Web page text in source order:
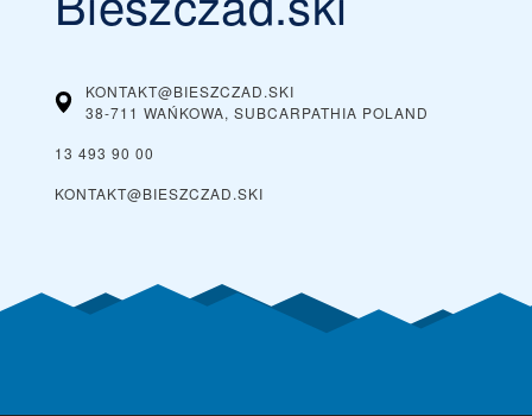
KONTAKT@BIESZCZAD.SKI
38-711 WAŃKOWA, SUBCARPATHIA POLAND
13 493 90 00
KONTAKT@BIESZCZAD.SKI